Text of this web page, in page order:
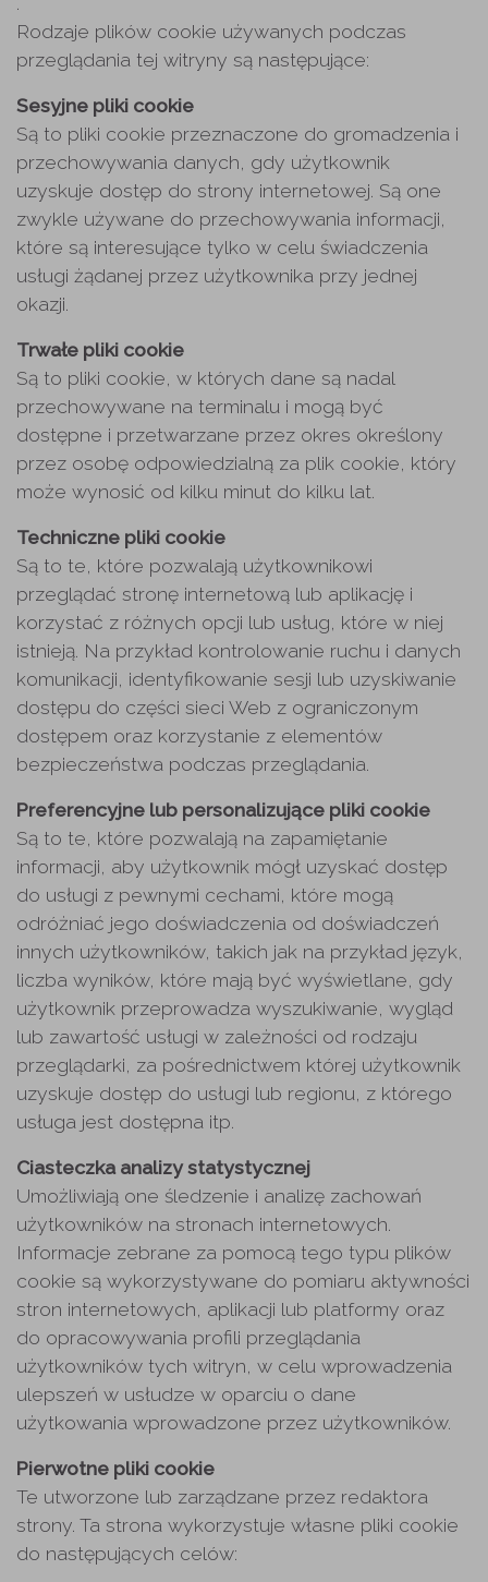
Rodzaje plików cookie używanych podczas
przeglądania tej witryny są następujące:
Sesyjne pliki cookie
Są to pliki cookie przeznaczone do gromadzenia i
przechowywania danych, gdy użytkownik
uzyskuje dostęp do strony internetowej. Są one
zwykle używane do przechowywania informacji,
które są interesujące tylko w celu świadczenia
usługi żądanej przez użytkownika przy jednej
okazji.
Trwałe pliki cookie
Są to pliki cookie, w których dane są nadal
przechowywane na terminalu i mogą być
dostępne i przetwarzane przez okres określony
przez osobę odpowiedzialną za plik cookie, który
może wynosić od kilku minut do kilku lat.
Techniczne pliki cookie
Są to te, które pozwalają użytkownikowi
przeglądać stronę internetową lub aplikację i
korzystać z różnych opcji lub usług, które w niej
istnieją. Na przykład kontrolowanie ruchu i danych
komunikacji, identyfikowanie sesji lub uzyskiwanie
dostępu do części sieci Web z ograniczonym
dostępem oraz korzystanie z elementów
bezpieczeństwa podczas przeglądania.
Preferencyjne lub personalizujące pliki cookie
Są to te, które pozwalają na zapamiętanie
informacji, aby użytkownik mógł uzyskać dostęp
do usługi z pewnymi cechami, które mogą
odróżniać jego doświadczenia od doświadczeń
innych użytkowników, takich jak na przykład język,
liczba wyników, które mają być wyświetlane, gdy
użytkownik przeprowadza wyszukiwanie, wygląd
lub zawartość usługi w zależności od rodzaju
przeglądarki, za pośrednictwem której użytkownik
uzyskuje dostęp do usługi lub regionu, z którego
usługa jest dostępna itp.
Ciasteczka analizy statystycznej
Umożliwiają one śledzenie i analizę zachowań
użytkowników na stronach internetowych.
Informacje zebrane za pomocą tego typu plików
cookie są wykorzystywane do pomiaru aktywności
stron internetowych, aplikacji lub platformy oraz
do opracowywania profili przeglądania
użytkowników tych witryn, w celu wprowadzenia
ulepszeń w usłudze w oparciu o dane
użytkowania wprowadzone przez użytkowników.
Pierwotne pliki cookie
Te utworzone lub zarządzane przez redaktora
strony. Ta strona wykorzystuje własne pliki cookie
do następujących celów: